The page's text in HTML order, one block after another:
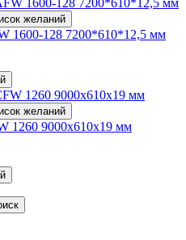
желаний
1600-128 7200*610*12,5 мм
желаний
1260 9000x610x19 мм